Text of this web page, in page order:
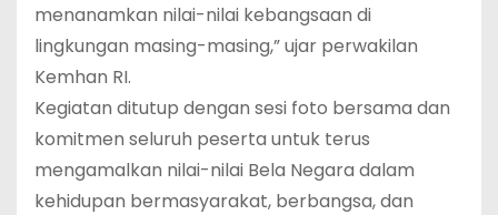
menanamkan nilai-nilai kebangsaan di
lingkungan masing-masing,” ujar perwakilan
Kemhan RI.
Kegiatan ditutup dengan sesi foto bersama dan
komitmen seluruh peserta untuk terus
mengamalkan nilai-nilai Bela Negara dalam
kehidupan bermasyarakat, berbangsa, dan